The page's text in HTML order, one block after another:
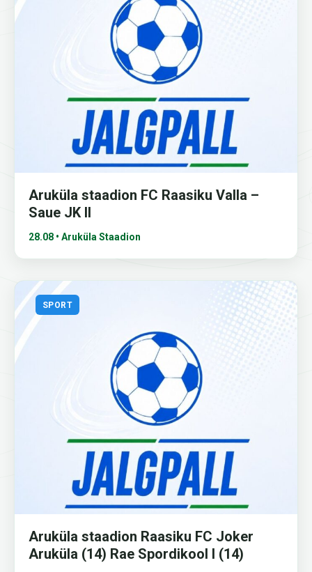
Aruküla staadion FC Raasiku Valla –
Saue JK II
28.08 • Aruküla Staadion
SPORT
Aruküla staadion Raasiku FC Joker
Aruküla (14) Rae Spordikool I (14)